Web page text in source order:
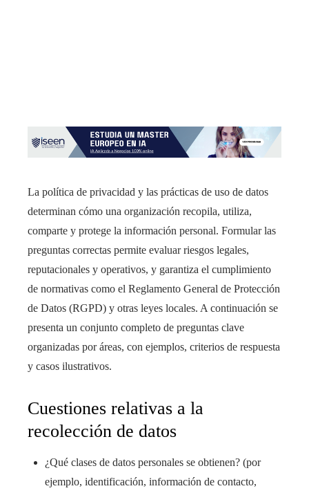
La política de privacidad y las prácticas de uso de datos
determinan cómo una organización recopila, utiliza,
comparte y protege la información personal. Formular las
preguntas correctas permite evaluar riesgos legales,
reputacionales y operativos, y garantiza el cumplimiento
de normativas como el Reglamento General de Protección
de Datos (RGPD) y otras leyes locales. A continuación se
presenta un conjunto completo de preguntas clave
organizadas por áreas, con ejemplos, criterios de respuesta
y casos ilustrativos.
Cuestiones relativas a la
recolección de datos
¿Qué clases de datos personales se obtienen? (por
ejemplo, identificación, información de contacto,